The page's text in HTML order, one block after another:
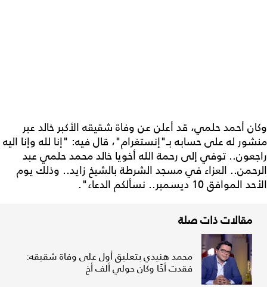
وكان أحمد حلمي، قد أعلن عن وفاة شقيقه الأكبر خالد عبر
منشور له على حسابه بـ"إنستغرام"، قال فيه: "إنا لله وإنا اليه
راجعون.. توفي إلى رحمة الله أخويا خالد محمد حلمي عبد
الرحمن.. العزاء في مسجد الشرطة بالشيخ زايد.. وذلك يوم
الأحد الموافق 10 ديسمبر.. نسألكم الدعاء".
مقالات ذات صلة
محمد هنيدي بتعليق أول على وفاة شقيقه:
فقدت أخًا وكان حولي ألف أخ